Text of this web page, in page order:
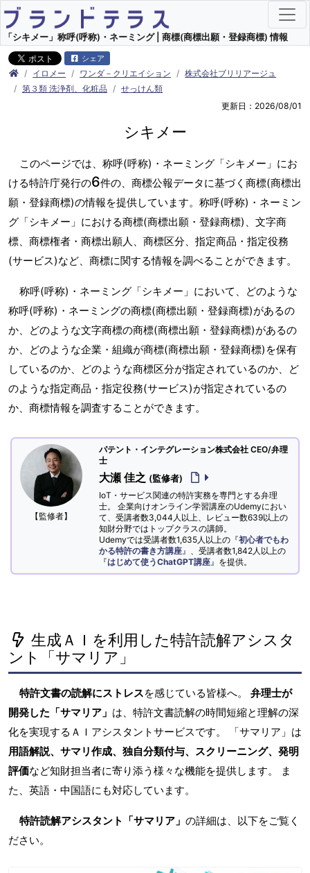
「シキメー」称呼(呼称)・ネーミング | 商標(商標出願・登録商標) 情報
シェア
イロメー ワンダ－クリエイション
株式会社ブリリアージュ
第３類 洗浄剤、化粧品
せっけん類
更新日：2026/08/01
シキメー
このページでは、称呼(呼称)・ネーミング「シキメー」にお
ける特許庁発行の6件の、商標公報データに基づく商標(商標出
願・登録商標)の情報を提供しています。称呼(呼称)・ネーミン
グ「シキメー」における商標(商標出願・登録商標)、文字商
標、商標権者・商標出願人、商標区分、指定商品・指定役務
(サービス)など、商標に関する情報を調べることができます。
称呼(呼称)・ネーミング「シキメー」において、どのような
称呼(呼称)・ネーミングの商標(商標出願・登録商標)があるの
か、どのような文字商標の商標(商標出願・登録商標)があるの
か、どのような企業・組織が商標(商標出願・登録商標)を保有
しているのか、どのような商標区分が指定されているのか、ど
のような指定商品・指定役務(サービス)が指定されているの
か、商標情報を調査することができます。
【監修者】
パテント・インテグレーション株式会社 CEO/弁理
士
大瀬 佳之 (監修者)
IoT・サービス関連の特許実務を専門とする弁理
士。 企業向けオンライン学習講座のUdemyにおい
て、受講者数3,044人以上、レビュー数639以上の
知財分野ではトップクラスの講師。
Udemyでは受講者数1,635人以上の『初心者でもわ
かる特許の書き方講座 』、受講者数1,842人以上の
『はじめて使うChatGPT講座 』を提供。
生成ＡＩを利用した特許読解アシスタ
ント「サマリア」
特許文書の読解にストレスを感じている皆様へ。 弁理士が
開発した「サマリア」 は、特許文書読解の時間短縮と理解の深
化を実現するＡＩアシスタントサービスです。 「サマリア」は
用語解説、サマリ作成、独自分類付与、スクリーニング、発明
評価など知財担当者に寄り添う様々な機能を提供します。 ま
た、英語・中国語にも対応しています。
特許読解アシスタント「サマリア」 の詳細は、以下をご覧く
ださい。